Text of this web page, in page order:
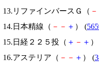
13.リファインバースＧ（ －
14.日本精線（ － － ＋ ） (
15.日経２２５投（ ＋ － ＋
16.アステリア（ － － ＋ ） (